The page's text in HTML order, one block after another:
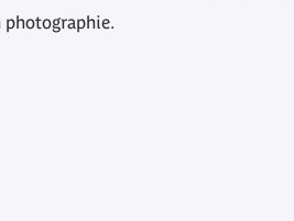
photographie.